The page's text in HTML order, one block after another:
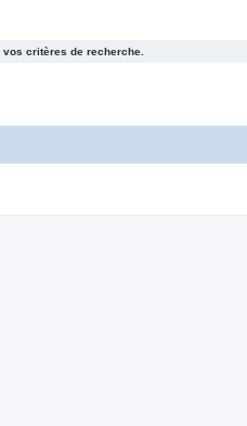
critères de recherche.